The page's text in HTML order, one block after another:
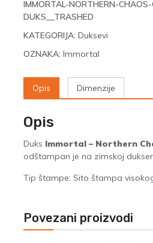
(Duks)
količina
IMMORTAL-NORTHERN-
DUKS__TRASHED
KATEGORIJA: Duksevi
OZNAKA: Immortal
Opis Dimenzije
Opis
Duks Immortal – Northern
odštampan je na zimskoj
Tip štampe: Sito štampa
Povezani proizvodi